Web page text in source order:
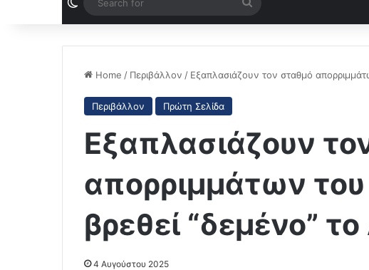
for
Home / Περιβάλλον / Εξαπλασιάζουν τον σταθμό
Περιβάλλον Πρώτη Σελίδα
Εξαπλασιάζουν
απορριμμάτων
βρεθεί “δεμένο”
4 Αυγούστου 2025